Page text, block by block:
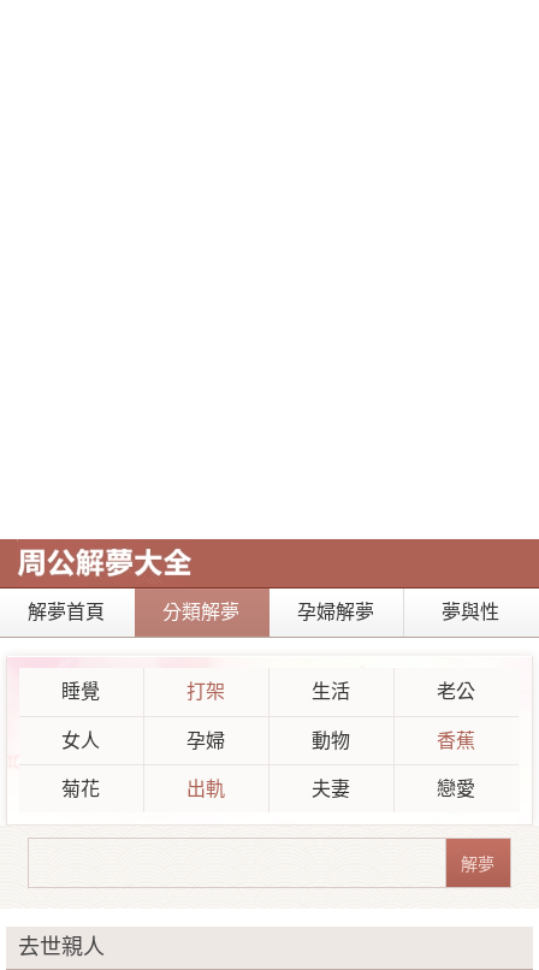
解夢首頁 分類解夢 孕婦解夢 夢與性
睡覺 打架 生活 老公
女人 孕婦 動物 香蕉
菊花 出軌 夫妻 戀愛
去世親人